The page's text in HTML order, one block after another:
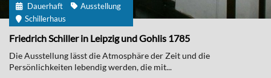
Dauerhaft
Ausstellung
Schillerhaus
Friedrich Schiller in Leipzig und Gohlis 1785
Die Ausstellung lässt die Atmosphäre der Zeit und die
Persönlichkeiten lebendig werden, die mit...